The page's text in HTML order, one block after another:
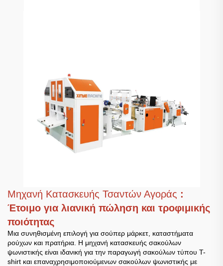
Μηχανή Κατασκευής Τσαντών Αγοράς :
Έτοιμο για λιανική πώληση και τροφιμικής
ποιότητας
Μια συνηθισμένη επιλογή για σούπερ μάρκετ, καταστήματα
ρούχων και πρατήρια. Η μηχανή κατασκευής σακούλων
ψωνιστικής είναι ιδανική για την παραγωγή σακούλων τύπου T-
shirt και επαναχρησιμοποιούμενων σακούλων ψωνιστικής με